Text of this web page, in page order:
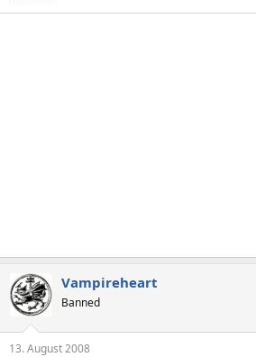
Vampireheart
Banned
13. August 2008